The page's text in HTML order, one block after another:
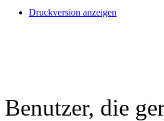
Druckversion anzeigen
Benutzer, die